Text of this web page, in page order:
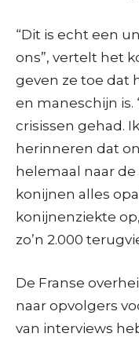
“Dit is echt een
ons”, vertelt het
geven ze toe dat
en maneschijn
crisissen gehad.
herinneren dat
helemaal naar
konijnen alles
konijnenziekte
zo’n 2.000
De Franse
naar opvolgers
van interviews